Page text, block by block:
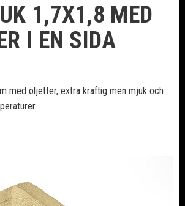
1,7X1,8 MED
I EN SIDA
med öljetter, extra kraftig men mjuk och